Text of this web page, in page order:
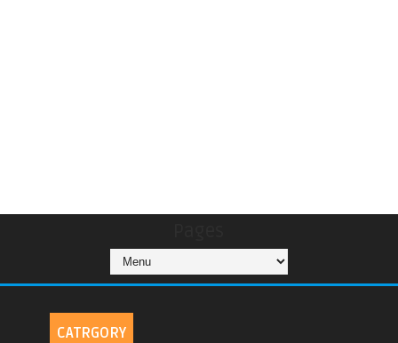
CATRGORY